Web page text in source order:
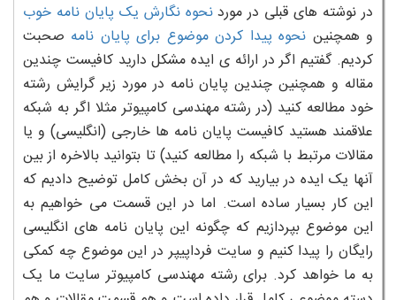
در نوشته های قبلی در موردنحوه نگارش یک پایان نامه خوب
و همچنین نحوه پیدا کردن موضوع برای پایان نامه صحبت
کردیم. گفتیم اگر در ارائه ی ایده مشکل دارید کافیست چندین
مقاله و همچنین چندین پایان نامه در مورد زیر گرایش رشته
خود مطالعه کنید (در رشته مهندسی کامپیوتر مثلا اگر به شبکه
علاقمند هستید کافیست پایان نامه ها خارجی (انگلیسی) و یا
مقالات مرتبط با شبکه را مطالعه کنید) تا بتوانید بالاخره از بین
آنها یک ایده در بیارید که در آن بخش کامل توضیح دادیم که
این کار بسیار ساده است. اما در این قسمت می خواهیم به
این موضوع بپردازیم که چگونه این پایان نامه های انگلیسی
رایگان را پیدا کنیم و سایت فرداپیپر در این موضوع چه کمکی
به ما خواهد کرد. برای رشته مهندسی کامپیوتر سایت ما یک